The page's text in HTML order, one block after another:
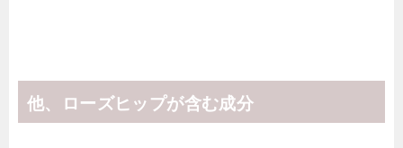
他、ローズヒップが含む成分